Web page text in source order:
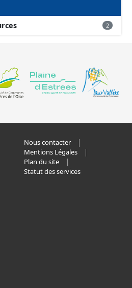
2
Nous contacter
Mentions Légales
Plan du site
Statut des services